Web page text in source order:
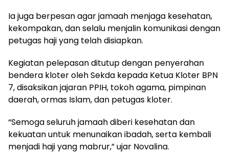
Ia juga berpesan agar jamaah menjaga kesehatan,
kekompakan, dan selalu menjalin komunikasi dengan
petugas haji yang telah disiapkan.
Kegiatan pelepasan ditutup dengan penyerahan
bendera kloter oleh Sekda kepada Ketua Kloter BPN
7, disaksikan jajaran PPIH, tokoh agama, pimpinan
daerah, ormas Islam, dan petugas kloter.
“Semoga seluruh jamaah diberi kesehatan dan
kekuatan untuk menunaikan ibadah, serta kembali
menjadi haji yang mabrur,” ujar Novalina.